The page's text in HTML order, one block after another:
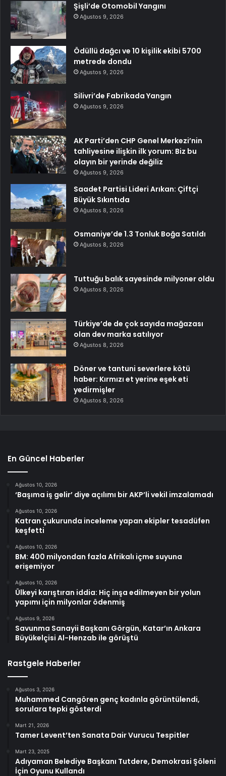
Şişli’de Otomobil Yangını
Ağustos 9, 2026
Ödüllü dağcı ve 10 kişilik ekibi 5700
metrede dondu
Ağustos 9, 2026
Silivri’de Fabrikada Yangın
Ağustos 9, 2026
AK Parti’den CHP Genel Merkezi’nin
tahliyesine ilişkin ilk yorum: Biz bu
olayın bir yerinde değiliz
Ağustos 9, 2026
Saadet Partisi Lideri Arıkan: Çiftçi
Büyük Sıkıntıda
Ağustos 8, 2026
Osmaniye’de 1.3 Tonluk Boğa Satıldı
Ağustos 8, 2026
Tuttuğu balık sayesinde milyoner oldu
Ağustos 8, 2026
Türkiye’de de çok sayıda mağazası
olan dev marka satılıyor
Ağustos 8, 2026
Döner ve tantuni severlere kötü
haber: Kırmızı et yerine eşek eti
yedirmişler
Ağustos 8, 2026
En Güncel Haberler
Ağustos 10, 2026
‘Başıma iş gelir’ diye açılımı bir AKP’li vekil imzalamadı
Ağustos 10, 2026
Katran çukurunda inceleme yapan ekipler tesadüfen
keşfetti
Ağustos 10, 2026
BM: 400 milyondan fazla Afrikalı içme suyuna
erişemiyor
Ağustos 10, 2026
Ülkeyi karıştıran iddia: Hiç inşa edilmeyen bir yolun
yapımı için milyonlar ödenmiş
Ağustos 9, 2026
Savunma Sanayii Başkanı Görgün, Katar’ın Ankara
Büyükelçisi Al-Henzab ile görüştü
Rastgele Haberler
Ağustos 3, 2026
Muhammed Cangören genç kadınla görüntülendi,
sorulara tepki gösterdi
Mart 21, 2026
Tamer Levent’ten Sanata Dair Vurucu Tespitler
Mart 23, 2025
Adıyaman Belediye Başkanı Tutdere, Demokrasi Şöleni
İçin Oyunu Kullandı